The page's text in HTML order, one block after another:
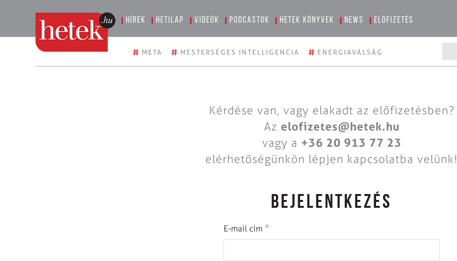
Hírek Hetilap Videók Podcastok Hetek könyvek News Előfizetés
# META # MESTERSÉGES INTELLIGENCIA # ENERGIAVÁLSÁG
Kérdése van, vagy elakadt az előfizetésben?
Az elofizetes@hetek.hu
vagy a +36 20 913 77 23
elérhetőségünkön lépjen kapcsolatba velünk!
BEJELENTKEZÉS
E-mail cím *